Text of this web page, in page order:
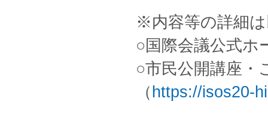
※内容等の詳細
○国際会議公式ホ
○市民公開講座・
（ https://isos20-